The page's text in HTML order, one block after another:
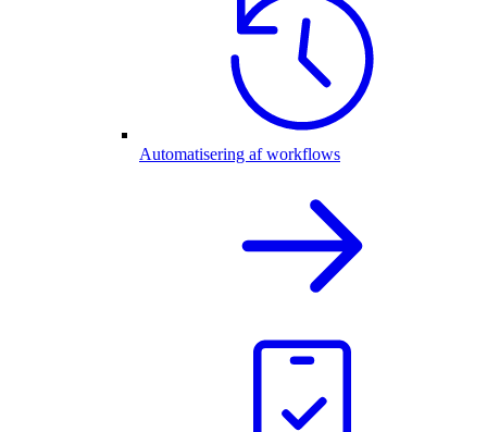
Automatisering af workflows